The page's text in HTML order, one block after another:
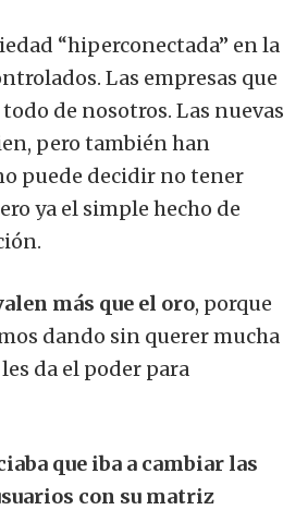
“hiperconectada” en la
Las empresas que
de nosotros. Las nuevas
pero también han
puede decidir no tener
ya el simple hecho de
más que el oro, porque
dando sin querer mucha
da el poder para
que iba a cambiar las
con su matriz